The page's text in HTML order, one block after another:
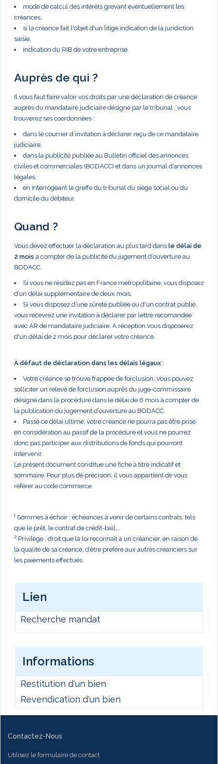
mode de calcul des intérêts grevant éventuellement les
créances,
si la créance fait l'objet d'un litige indication de la juridiction
saisie,
indication du RIB de votre entreprise.
Auprès de qui ?
Il vous faut faire valoir vos droits par une déclaration de créance
auprès du mandataire judiciaire désigné par le tribunal ; vous
trouverez ses coordonnées :
dans le courrier d’invitation à déclarer reçu de ce mandataire
judiciaire,
dans la publicité publiée au Bulletin officiel des annonces
civiles et commerciales (BODACC) et dans un journal d’annonces
légales,
en interrogeant le greffe du tribunal du siège social ou du
domicile du débiteur.
Quand ?
Vous devez effectuer la déclaration au plus tard dans le délai de
2 mois à compter de la publicité du jugement d’ouverture au
BODACC.
Si vous ne résidez pas en France métropolitaine, vous disposez
d’un délai supplémentaire de deux mois.
Si vous disposez d’une sûreté publiée ou d'un contrat publié,
vous recevrez une invitation à déclarer par lettre recomandée
avec AR de mandataire judiciaire. A réception vous disposerez
d'un délai de 2 mois pour déclarer votre créance.
À défaut de déclaration dans les délais légaux :
Votre créance se trouve frappée de forclusion. Vous pouvez
solliciter un relevé de forclusion auprès du juge-commissaire
désigné dans la procédure dans le délai de 6 mois à compter de
la publication du jugement d’ouverture au BODACC.
Passé ce délai ultime, votre créance ne pourra pas être prise
en considération au passif de la procédure et vous ne pourrez
donc pas participer aux distributions de fonds qui pourront
intervenir.
Le présent document constitue une fiche à titre indicatif et
sommaire. Pour plus de précision, il vous appartient de vous
référer au code commerce.
¹ Sommes à échoir : échéances à venir de certains contrats, tels
que le prêt, le contrat de crédit-bail,…
² Privilège : droit que la loi reconnaît à un créancier, en raison de
la qualité de sa créance, d’être préféré aux autres créanciers sur
les paiements effectués.
Lien
Recherche mandat
Informations
Restitution d'un bien
Revendication d'un bien
Contactez-Nous
Utilisez le formulaire de contact